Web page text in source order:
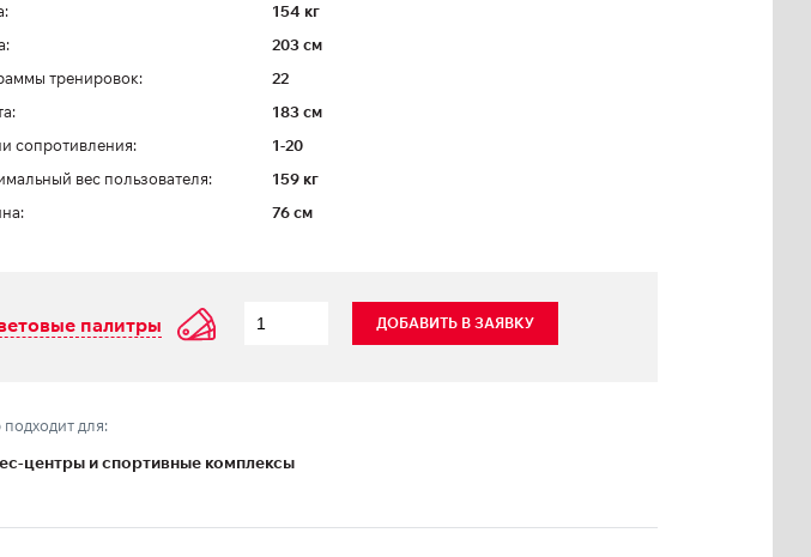
154 кг
203 см
тренировок:
22
183 см
сопротивления:
1-20
вес пользователя:
159 кг
76 см
палитры ДОБАВИТЬ В ЗАЯВКУ
подходит для:
центры и спортивные комплексы